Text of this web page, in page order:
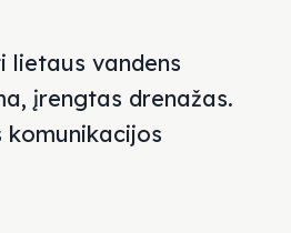
vandens
įrengtas drenažas.
komunikacijos